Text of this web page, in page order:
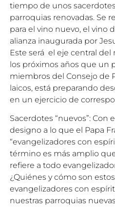
tiempo de unos
parroquias renovadas. Se
para el vino nuevo, el vino
alianza inaugurada por
Este será el eje central del
los próximos años que un
miembros del Consejo de
laicos, está preparando
en un ejercicio de
Sacerdotes “nuevos”: Con
designo a lo que el Papa
“evangelizadores con
término es más amplio
refiere a todo
¿Quiénes y cómo son
evangelizadores con
nuestras parroquias